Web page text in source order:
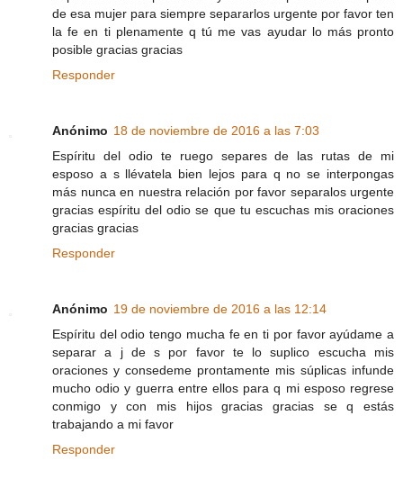
de esa mujer para siempre separarlos urgente por favor ten
la fe en ti plenamente q tú me vas ayudar lo más pronto
posible gracias gracias
Responder
Anónimo 18 de noviembre de 2016 a las 7:03
Espíritu del odio te ruego separes de las rutas de mi
esposo a s llévatela bien lejos para q no se interpongas
más nunca en nuestra relación por favor separalos urgente
gracias espíritu del odio se que tu escuchas mis oraciones
gracias gracias
Responder
Anónimo 19 de noviembre de 2016 a las 12:14
Espíritu del odio tengo mucha fe en ti por favor ayúdame a
separar a j de s por favor te lo suplico escucha mis
oraciones y consedeme prontamente mis súplicas infunde
mucho odio y guerra entre ellos para q mi esposo regrese
conmigo y con mis hijos gracias gracias se q estás
trabajando a mi favor
Responder